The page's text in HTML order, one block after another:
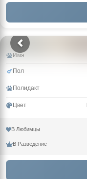
Имя
Пол
Полидакт
Цвет
В Любимцы
В Разведение